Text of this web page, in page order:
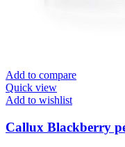
Add to compare
Quick view
Add to wishlist
Callux Blackberry